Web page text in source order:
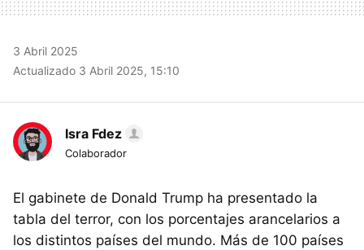
3 Abril 2025
Actualizado 3 Abril 2025, 15:10
Isra Fdez
Colaborador
El gabinete de Donald Trump ha presentado la
tabla del terror, con los porcentajes arancelarios a
los distintos países del mundo. Más de 100 países